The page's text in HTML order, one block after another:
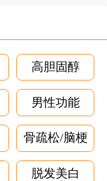
高胆固醇
男性功能
骨疏松/脑梗
脱发美白